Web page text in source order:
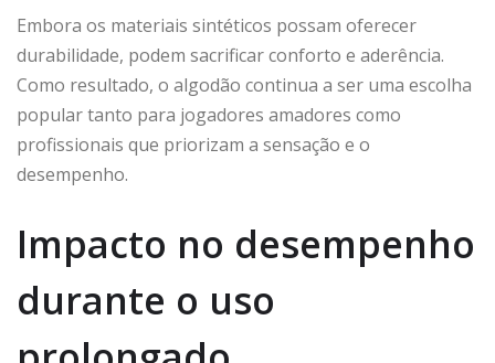
Embora os materiais sintéticos possam oferecer
durabilidade, podem sacrificar conforto e aderência.
Como resultado, o algodão continua a ser uma escolha
popular tanto para jogadores amadores como
profissionais que priorizam a sensação e o
desempenho.
Impacto no desempenho
durante o uso